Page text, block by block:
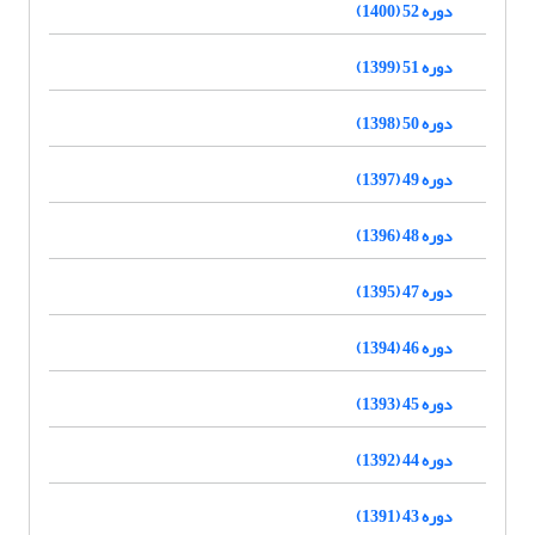
دوره 52 (1400)
دوره 51 (1399)
دوره 50 (1398)
دوره 49 (1397)
دوره 48 (1396)
دوره 47 (1395)
دوره 46 (1394)
دوره 45 (1393)
دوره 44 (1392)
دوره 43 (1391)